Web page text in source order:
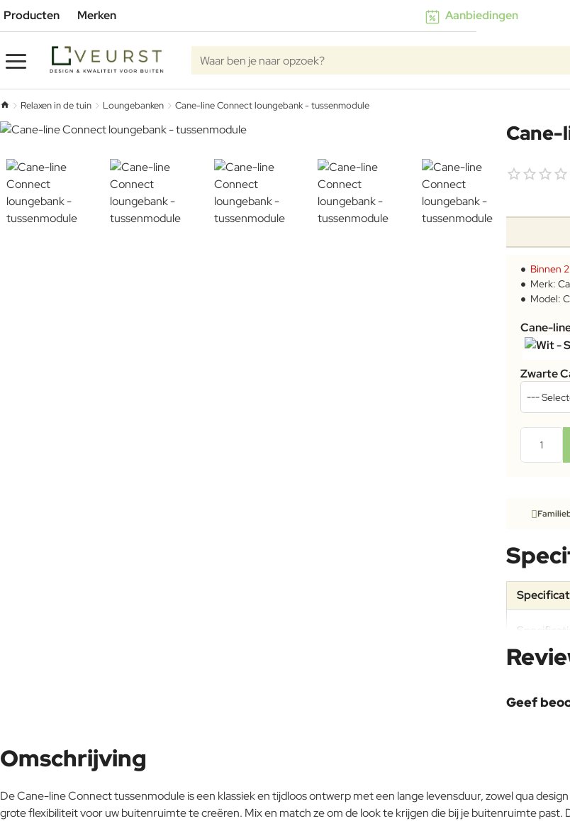
Producten Merken Aanbiedingen
Waar ben je naar opzoek?
Relaxen in de tuin Loungebanken Cane-line Connect loungebank - tussenmodule
Cane-
Binnen
Merk:
Model:
Cane-
Zwarte
Geef
Omschrijving
De Cane-line Connect tussenmodule is een klassiek en tijdloos ontwerp met een lange levensduur, zowel qua
grote flexibiliteit voor uw buitenruimte te creëren. Mix en match ze om de look te krijgen die bij je buitenruimte past.